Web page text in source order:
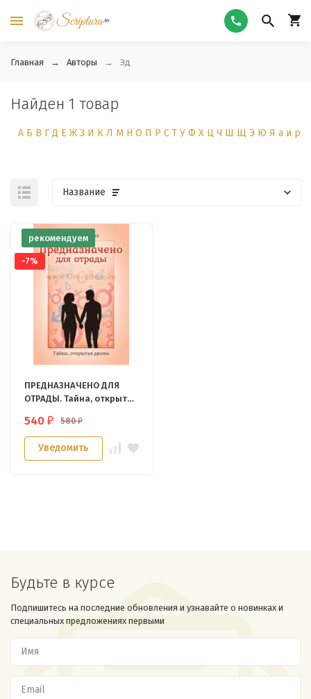
Главная Авторы Эд
Найден 1 товар
А Б В Г Д Е Ж З И К Л М Н О П Р С Т У Ф Х Ц Ч Ш Щ Э Ю Я а и р
Название
рекомендуем
-7%
ПРЕДНАЗНАЧЕНО ДЛЯ
ОТРАДЫ. Тайна, открытая
540₽ 580₽
Уведомить
Будьте в курсе
Подпишитесь на последние обновления и узнавайте о новинках и
специальных предложениях первыми